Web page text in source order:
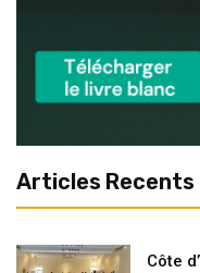
Articles Recents
Côte